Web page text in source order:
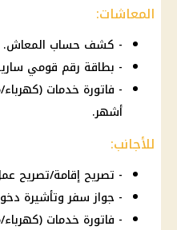
المعاشات:
- كشف حساب المعاش.
- بطاقة رقم قومي
أشهر.
للأجانب:
- تصريح إقامة/تصريح
- جواز سفر وتأشيرة